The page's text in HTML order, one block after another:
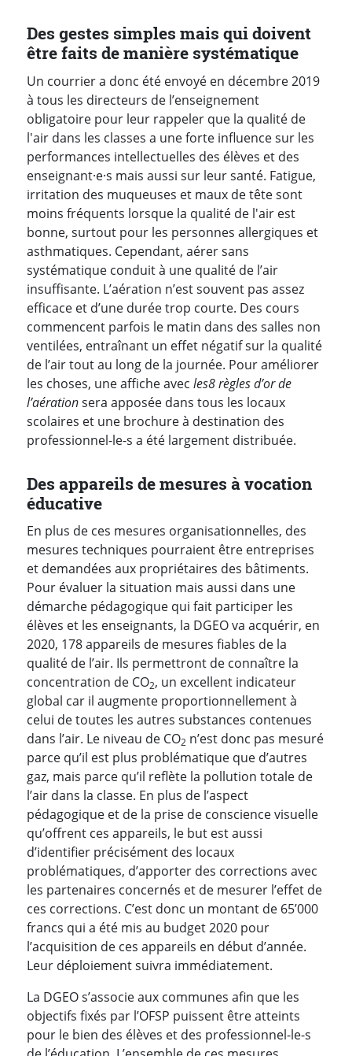
Des gestes simples mais qui doivent
être faits de manière systématique
Un courrier a donc été envoyé en décembre 2019
à tous les directeurs de l’enseignement
obligatoire pour leur rappeler que la qualité de
l'air dans les classes a une forte influence sur les
performances intellectuelles des élèves et des
enseignant·e·s mais aussi sur leur santé. Fatigue,
irritation des muqueuses et maux de tête sont
moins fréquents lorsque la qualité de l'air est
bonne, surtout pour les personnes allergiques et
asthmatiques. Cependant, aérer sans
systématique conduit à une qualité de l’air
insuffisante. L’aération n’est souvent pas assez
efficace et d’une durée trop courte. Des cours
commencent parfois le matin dans des salles non
ventilées, entraînant un effet négatif sur la qualité
de l’air tout au long de la journée. Pour améliorer
les choses, une affiche avec les8 règles d’or de
l’aérationsera apposée dans tous les locaux
scolaires et une brochure à destination des
professionnel-le-s a été largement distribuée.
Des appareils de mesures à vocation
éducative
En plus de ces mesures organisationnelles, des
mesures techniques pourraient être entreprises
et demandées aux propriétaires des bâtiments.
Pour évaluer la situation mais aussi dans une
démarche pédagogique qui fait participer les
élèves et les enseignants, la DGEO va acquérir, en
2020, 178 appareils de mesures fiables de la
qualité de l’air. Ils permettront de connaître la
concentration de CO2, un excellent indicateur
global car il augmente proportionnellement à
celui de toutes les autres substances contenues
dans l’air. Le niveau de CO2 n’est donc pas mesuré
parce qu’il est plus problématique que d’autres
gaz, mais parce qu’il reflète la pollution totale de
l’air dans la classe. En plus de l’aspect
pédagogique et de la prise de conscience visuelle
qu’offrent ces appareils, le but est aussi
d’identifier précisément des locaux
problématiques, d’apporter des corrections avec
les partenaires concernés et de mesurer l’effet de
ces corrections. C’est donc un montant de 65’000
francs qui a été mis au budget 2020 pour
l’acquisition de ces appareils en début d’année.
Leur déploiement suivra immédiatement.
La DGEO s’associe aux communes afin que les
objectifs fixés par l’OFSP puissent être atteints
pour le bien des élèves et des professionnel-le-s